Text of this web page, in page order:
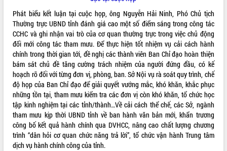
Lắk
Khơi thông điểm nghẽn, đẩy nhanh
giải ngân vốn khắc phục thiên tai
HĐND tỉnh thông qua điều chỉnh Quy
hoạch tỉnh thời kỳ 2021-2030
Hội thảo góp ý hồ sơ điều chỉnh quy
hoạch tỉnh Đắk Lắk thời kỳ 2021-2030,
tầm nhìn đến năm 2050
Nâng cao hiệu quả hoạt động của các
doanh nghiệp nhà nước
Hội nghị triển khai kết nối mạng
truyền số liệu chuyên dùng phục vụ cơ
quan Đảng, Nhà nước
Phát biểu kết luận tại cuộc họp, ông Nguyễn Hải Ninh, Phó Chủ tịch
Thường trực UBND tỉnh đánh giá cao một số điểm sáng trong công tác
CCHC và ghi nhận vai trò của cơ quan thường trực trong việc chủ động
đổi mới công tác tham mưu. Để thực hiện tốt nhiệm vụ cải cách hành
chính trong thời gian tới, đề nghị các thành viên Ban Chỉ đạo hoàn thiện
bám sát chủ đề tăng cường trách nhiệm của người đứng đầu, có kế
hoạch rõ đối với từng đơn vị, phòng, ban. Sở Nội vụ rà soát quy trình, chế
độ họp của Ban Chỉ đạo để giải quyết vướng mắc, khó khăn, khắc phục
những tồn tại, tham mưu kiểm tra các đơn vị còn khó khăn, tổ chức học
tập kinh nghiệm tại các tỉnh/thành…Về cải cách thể chế, các Sở, ngành
tham mưu kịp thời UBND tỉnh về ban hành văn bản mới, khẩn trương
công bố kết quả hành chính qua DVHCC, nâng cao chất lượng chương
trình “dân hỏi cơ quan chức năng trả lời”, tổ chức vận hành Trung tâm
dịch vụ hành chính công của tỉnh.